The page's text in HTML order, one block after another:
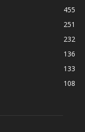
455
251
232
136
133
108